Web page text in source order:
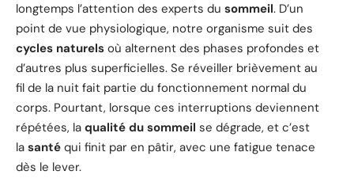
longtemps l’attention des experts du sommeil. D’un
point de vue physiologique, notre organisme suit des
cycles naturels où alternent des phases profondes et
d’autres plus superficielles. Se réveiller brièvement au
fil de la nuit fait partie du fonctionnement normal du
corps. Pourtant, lorsque ces interruptions deviennent
répétées, la qualité du sommeil se dégrade, et c’est
la santé qui finit par en pâtir, avec une fatigue tenace
dès le lever.